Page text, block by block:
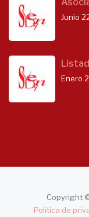
Junio
Enero
Copyright
Política de